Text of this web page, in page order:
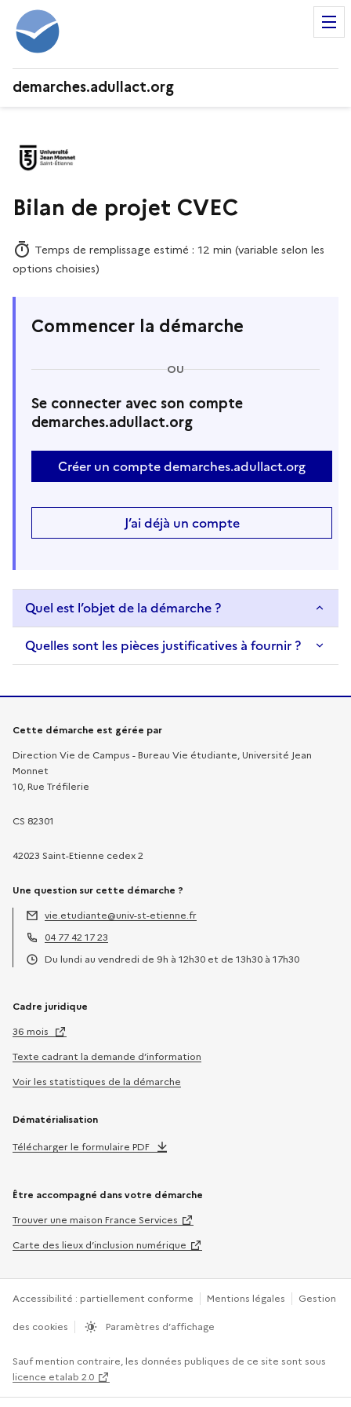
demarches.adullact.org
Bilan de projet CVEC
Temps de remplissage estimé : 12 min (variable selon les
options choisies)
Commencer la démarche
OU
Se connecter avec son compte
demarches.adullact.org
Créer un compte demarches.adullact.org
J’ai déjà un compte
Quel est l’objet de la démarche ?
Quelles sont les pièces justificatives à fournir ?
Informations sur la démarche
Cette démarche est gérée par
Direction Vie de Campus - Bureau Vie étudiante, Université Jean
Monnet
10, Rue Tréfilerie
CS 82301
42023 Saint-Etienne cedex 2
Une question sur cette démarche ?
Adresse électronique :
vie.etudiante@univ-st-etienne.fr
Téléphone :
04 77 42 17 23
Du lundi au vendredi de 9h à 12h30 et de 13h30 à 17h30
Cadre juridique
36 mois
Texte cadrant la demande d’information
Voir les statistiques de la démarche
Dématérialisation
Télécharger le formulaire PDF
Être accompagné dans votre démarche
Trouver une maison France Services
Carte des lieux d’inclusion numérique
Accessibilité : partiellement conforme Mentions légales Gestion
des cookies Paramètres d’affichage
Sauf mention contraire, les données publiques de ce site sont sous
licence etalab 2.0